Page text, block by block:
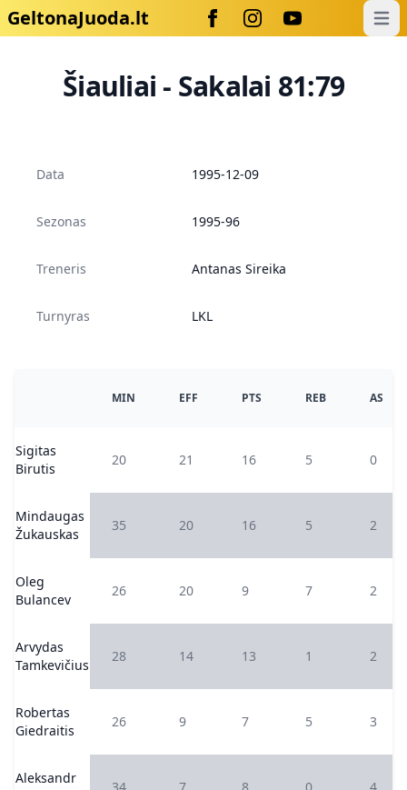
GeltonaJuoda.lt
Šiauliai - Sakalai 81:79
Data 1995-12-09
Sezonas 1995-96
Treneris Antanas Sireika
Turnyras LKL
MIN EFF PTS REB AS
Sigitas
Birutis
20 21 16 5 0
Mindaugas
Žukauskas
35 20 16 5 2
Oleg
Bulancev
26 20 9 7 2
Arvydas
Tamkevičius
28 14 13 1 2
Robertas
Giedraitis
26 9 7 5 3
Aleksandr